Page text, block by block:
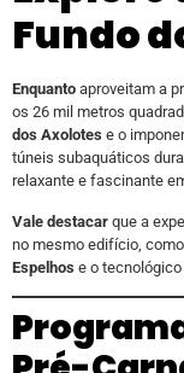
Fundo
Enquanto aproveitam a
os 26 mil metros
dos Axolotes e o
túneis subaquáticos
relaxante e fascinante
Vale destacar que a
no mesmo edifício,
Espelhos e o tecnológico